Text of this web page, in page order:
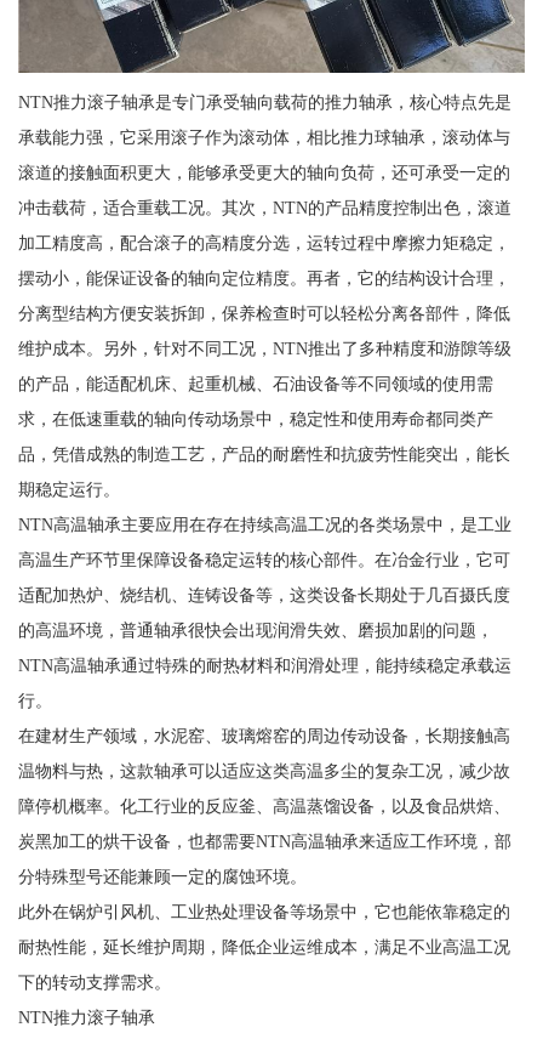
NTN推力滚子轴承是专门承受轴向载荷的推力轴承，核心特点先是
承载能力强，它采用滚子作为滚动体，相比推力球轴承，滚动体与
滚道的接触面积更大，能够承受更大的轴向负荷，还可承受一定的
冲击载荷，适合重载工况。其次，NTN的产品精度控制出色，滚道
加工精度高，配合滚子的高精度分选，运转过程中摩擦力矩稳定，
摆动小，能保证设备的轴向定位精度。再者，它的结构设计合理，
分离型结构方便安装拆卸，保养检查时可以轻松分离各部件，降低
维护成本。另外，针对不同工况，NTN推出了多种精度和游隙等级
的产品，能适配机床、起重机械、石油设备等不同领域的使用需
求，在低速重载的轴向传动场景中，稳定性和使用寿命都同类产
品，凭借成熟的制造工艺，产品的耐磨性和抗疲劳性能突出，能长
期稳定运行。
NTN高温轴承主要应用在存在持续高温工况的各类场景中，是工业
高温生产环节里保障设备稳定运转的核心部件。在冶金行业，它可
适配加热炉、烧结机、连铸设备等，这类设备长期处于几百摄氏度
的高温环境，普通轴承很快会出现润滑失效、磨损加剧的问题，
NTN高温轴承通过特殊的耐热材料和润滑处理，能持续稳定承载运
行。
在建材生产领域，水泥窑、玻璃熔窑的周边传动设备，长期接触高
温物料与热，这款轴承可以适应这类高温多尘的复杂工况，减少故
障停机概率。化工行业的反应釜、高温蒸馏设备，以及食品烘焙、
炭黑加工的烘干设备，也都需要NTN高温轴承来适应工作环境，部
分特殊型号还能兼顾一定的腐蚀环境。
此外在锅炉引风机、工业热处理设备等场景中，它也能依靠稳定的
耐热性能，延长维护周期，降低企业运维成本，满足不业高温工况
下的转动支撑需求。
NTN推力滚子轴承